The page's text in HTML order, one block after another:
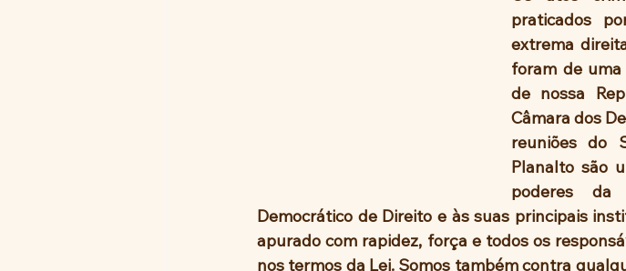
praticados
extrema
foram de
de nossa
Câmara dos
reuniões do
Planalto são
poderes da
Democrático de Direito e às suas principais
apurado com rapidez, força e todos os
nos termos da Lei. Somos também contra